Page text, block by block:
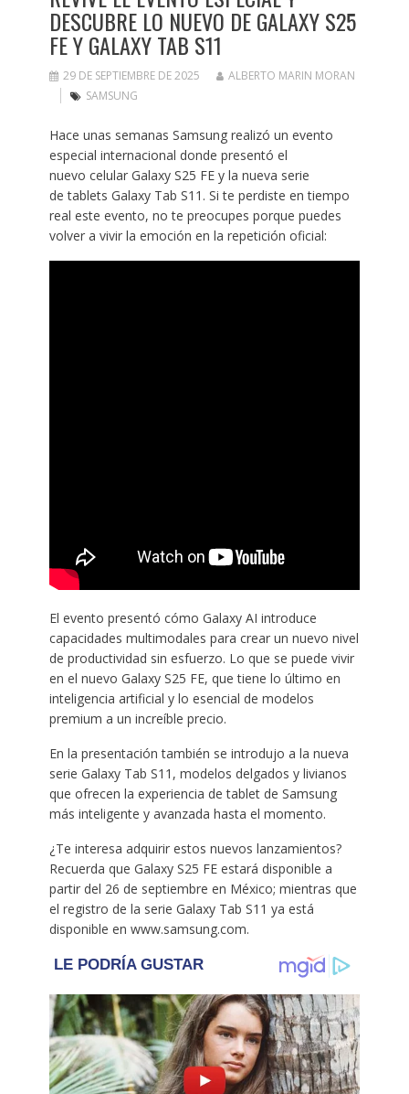
DESCUBRE LO NUEVO DE GALAXY S25
FE Y GALAXY TAB S11
29 DE SEPTIEMBRE DE 2025
ALBERTO MARIN MORAN
SAMSUNG
Hace unas semanas Samsung realizó un evento
especial internacional donde presentó el
nuevo celular Galaxy S25 FE y la nueva serie
de tablets Galaxy Tab S11. Si te perdiste en tiempo
real este evento, no te preocupes porque puedes
volver a vivir la emoción en la repetición oficial:
El evento presentó cómo Galaxy AI introduce
capacidades multimodales para crear un nuevo nivel
de productividad sin esfuerzo. Lo que se puede vivir
en el nuevo Galaxy S25 FE, que tiene lo último en
inteligencia artificial y lo esencial de modelos
premium a un increíble precio.
En la presentación también se introdujo a la nueva
serie Galaxy Tab S11, modelos delgados y livianos
que ofrecen la experiencia de tablet de Samsung
más inteligente y avanzada hasta el momento.
¿Te interesa adquirir estos nuevos lanzamientos?
Recuerda que Galaxy S25 FE estará disponible a
partir del 26 de septiembre en México; mientras que
el registro de la serie Galaxy Tab S11 ya está
disponible en www.samsung.com.